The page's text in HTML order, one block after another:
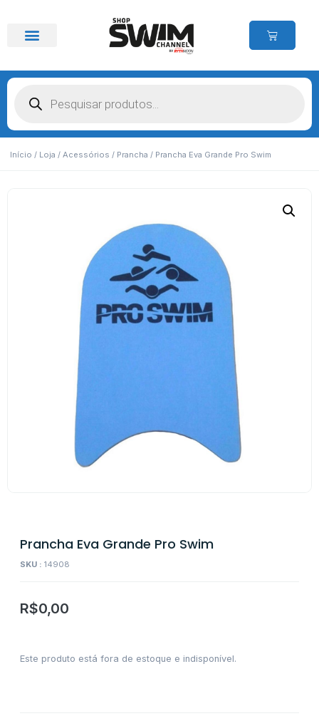
Início / Loja / Acessórios / Prancha / Prancha Eva Grande Pro Swim
Prancha Eva Grande Pro Swim
SKU : 14908
R$0,00
Este produto está fora de estoque e indisponível.